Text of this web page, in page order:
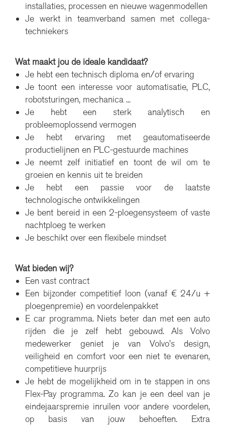
installaties, processen en nieuwe wagenmodellen
Je werkt in teamverband samen met collega-
techniekers
Wat maakt jou de ideale kandidaat?
Je hebt een technisch diploma en/of ervaring
Je toont een interesse voor automatisatie, PLC,
robotsturingen, mechanica ...
Je hebt een sterk analytisch en
probleemoplossend vermogen
Je hebt ervaring met geautomatiseerde
productielijnen en PLC-gestuurde machines
Je neemt zelf initiatief en toont de wil om te
groeien en kennis uit te breiden
Je hebt een passie voor de laatste
technologische ontwikkelingen
Je bent bereid in een 2-ploegensysteem of vaste
nachtploeg te werken
Je beschikt over een flexibele mindset
Wat bieden wij?
Een vast contract
Een bijzonder competitief loon (vanaf € 24/u +
ploegenpremie) en voordelenpakket
E car programma. Niets beter dan met een auto
rijden die je zelf hebt gebouwd. Als Volvo
medewerker geniet je van Volvo’s design,
veiligheid en comfort voor een niet te evenaren,
competitieve huurprijs
Je hebt de mogelijkheid om in te stappen in ons
Flex-Pay programma. Zo kan je een deel van je
eindejaarspremie inruilen voor andere voordelen,
op basis van jouw behoeften. Extra